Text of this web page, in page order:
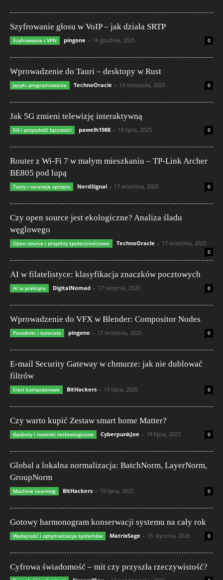
Szyfrowanie głosu w VoIP – jak działa SRTP
Szyfrowanie i VPN pingone - 16 grudnia, 2025 0
Wprowadzenie do Tauri – desktopy w Rust
Języki programowania TechnoOracle - 14 listopada, 2025 0
Jak 5G zmieni telewizję interaktywną
5G i przyszłość łączności pawelh1988 - 19 lipca, 2025 0
Router z Wi-Fi 7 w małym mieszkaniu – TP-Link Archer
BE805 pod lupą
Testy i recenzje sprzętu NerdSignal - 17 września, 2025 0
Czy open source jest ekologiczne? Analiza śladu
węglowego
Open source i projekty społecznościowe TechnoOracle - 17 września, 2025
0
AI w filatelistyce: klasyfikacja znaczków pocztowych
AI w praktyce DigitalNomad - 17 sierpnia, 2025 0
Wprowadzenie do VFX w Blender: Compositor Nodes
Poradniki i tutoriale pingone - 17 września, 2025 0
E-mail Security Gateway w chmurze: jak nie dublować
filtrów
Sieci komputerowe BitHackers - 19 lipca, 2025 0
Czy warto kupić Zestaw smart home Matter?
Gadżety i nowinki technologiczne CyberpunkJoe - 19 lipca, 2025 0
Global a lokalna normalizacja: BatchNorm, LayerNorm,
GroupNorm
Machine Learning BitHackers - 19 lipca, 2025 0
Gotowy harmonogram konserwacji systemu na cały rok
Wydajność i optymalizacja systemów MatrixSage - 15 stycznia, 2026 0
Cyfrowa świadomość – mit czy przyszła rzeczywistość?